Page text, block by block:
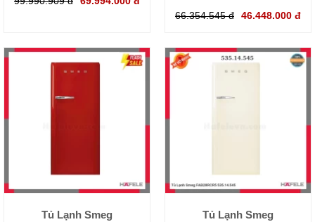
66.354.545 đ 46.448.000 đ
Tủ Lạnh Smeg
Tủ Lạnh Smeg